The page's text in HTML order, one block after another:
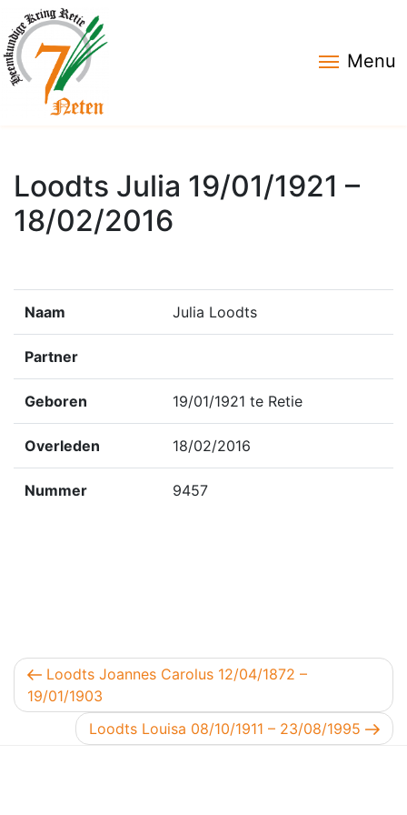
Menu
Loodts Julia 19/01/1921 –
18/02/2016
Naam Julia Loodts
Partner
Geboren 19/01/1921 te Retie
Overleden 18/02/2016
Nummer 9457
Berichtnavigatie
Vorig bericht
Loodts Joannes Carolus 12/04/1872 –
19/01/1903
Volgend bericht
Loodts Louisa 08/10/1911 – 23/08/1995